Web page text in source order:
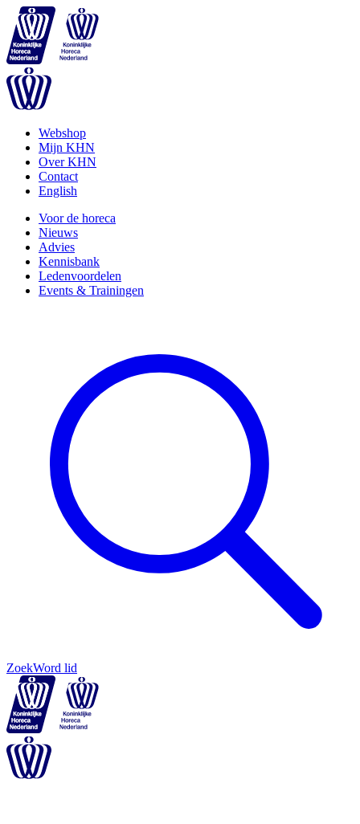
Webshop
Mijn KHN
Over KHN
Contact
English
Voor de horeca
Nieuws
Advies
Kennisbank
Ledenvoordelen
Events & Trainingen
ZoekWord lid